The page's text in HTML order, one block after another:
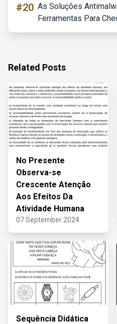
#20 As Soluções
Ferramentas Para
Related Posts
No Presente
Observa-se
Crescente Atenção
Aos Efeitos Da
Atividade Humana
07 September 2024
Sequência Didática